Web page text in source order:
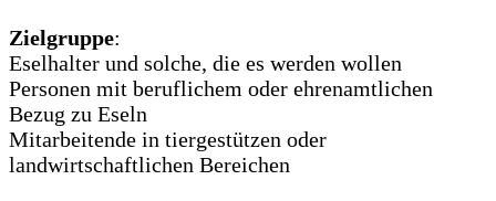
Zielgruppe:
Eselhalter und solche, die es werden wollen
Personen mit beruflichem oder ehrenamtlichen
Bezug zu Eseln
Mitarbeitende in tiergestützen oder
landwirtschaftlichen Bereichen